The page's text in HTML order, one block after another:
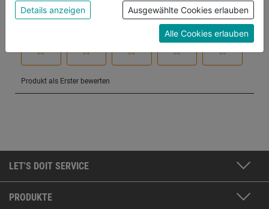
LET'S DOIT SERVICE
PRODUKTE
anzeigen" findest du alle Infos zu den
unterschiedlichen Cookies, unter "Cookies
Konfigurieren" kannst du auswählen, welche Cookies
du zulassen möchtest und welche nicht.
Weitere Informationen findest du in unserer
Datenschutzerklärung
Details anzeigen Ausgewählte Cookies erlauben
Alle Cookies erlauben